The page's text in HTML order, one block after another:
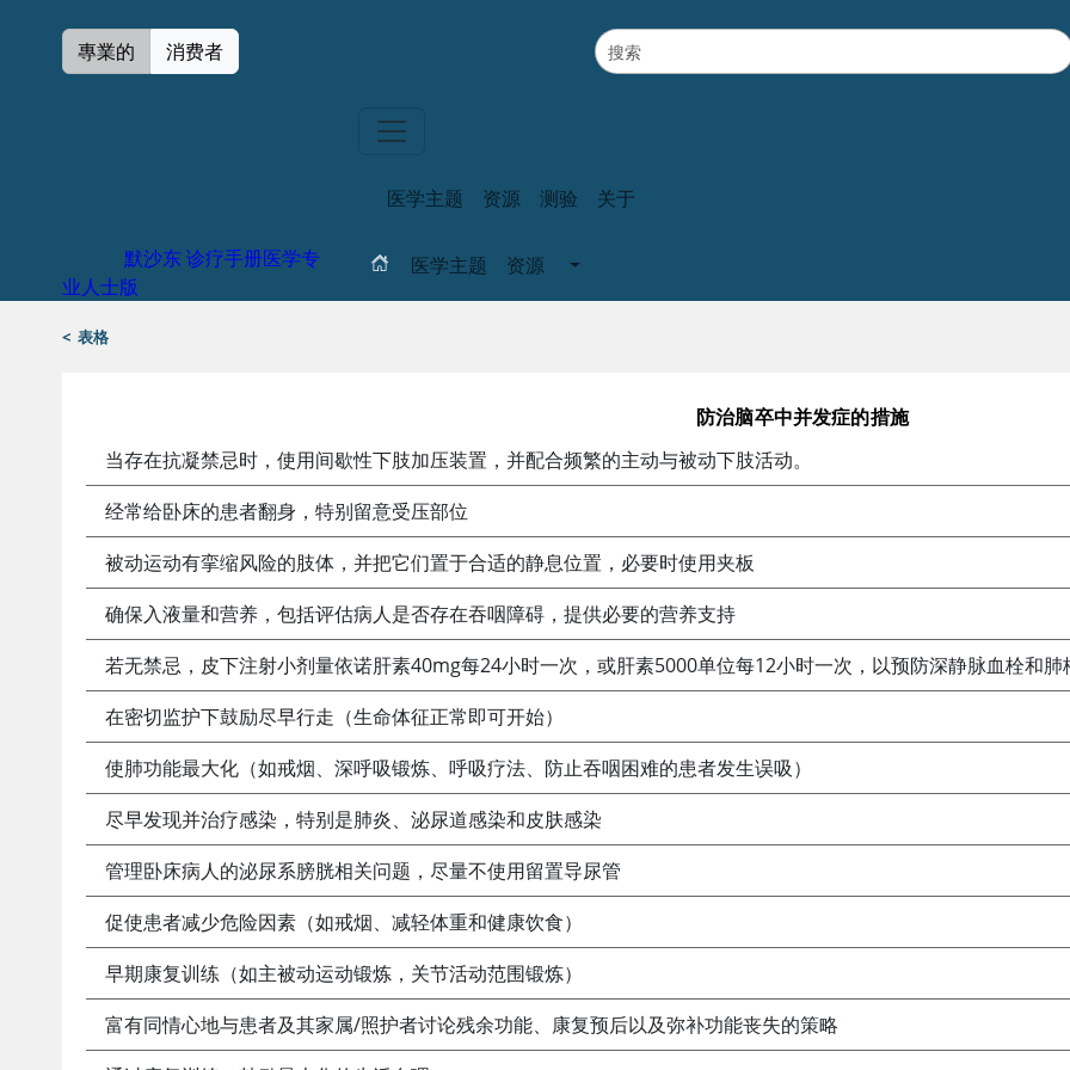
專業的 消费者
默沙东 诊疗手册医学专
业人士版
医学主题 资源 测验 关于
医学主题 资源
< 表格
防治脑卒中并发症的措施
防治脑卒中并发症的措施
当存在抗凝禁忌时，使用间歇性下肢加压装置，并配合频繁的主动与被动下肢活动。
经常给卧床的患者翻身，特别留意受压部位
被动运动有挛缩风险的肢体，并把它们置于合适的静息位置，必要时使用夹板
确保入液量和营养，包括评估病人是否存在吞咽障碍，提供必要的营养支持
若无禁忌，皮下注射小剂量依诺肝素40mg每24小时一次，或肝素5000单位每12小时一次，以预防深静脉血栓和肺
在密切监护下鼓励尽早行走（生命体征正常即可开始）
使肺功能最大化（如戒烟、深呼吸锻炼、呼吸疗法、防止吞咽困难的患者发生误吸）
尽早发现并治疗感染，特别是肺炎、泌尿道感染和皮肤感染
管理卧床病人的泌尿系膀胱相关问题，尽量不使用留置导尿管
促使患者减少危险因素（如戒烟、减轻体重和健康饮食）
早期康复训练（如主被动运动锻炼，关节活动范围锻炼）
富有同情心地与患者及其家属/照护者讨论残余功能、康复预后以及弥补功能丧失的策略